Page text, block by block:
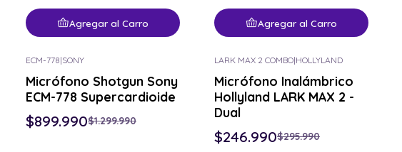
Agregar al Carro Agregar al Carro
ECM-778|SONY
Micrófono Shotgun Sony
ECM-778 Supercardioide
$899.990$1.299.990
LARK MAX 2 COMBO|HOLLYLAND
Micrófono Inalámbrico
Hollyland LARK MAX 2 -
Dual
$246.990$295.990